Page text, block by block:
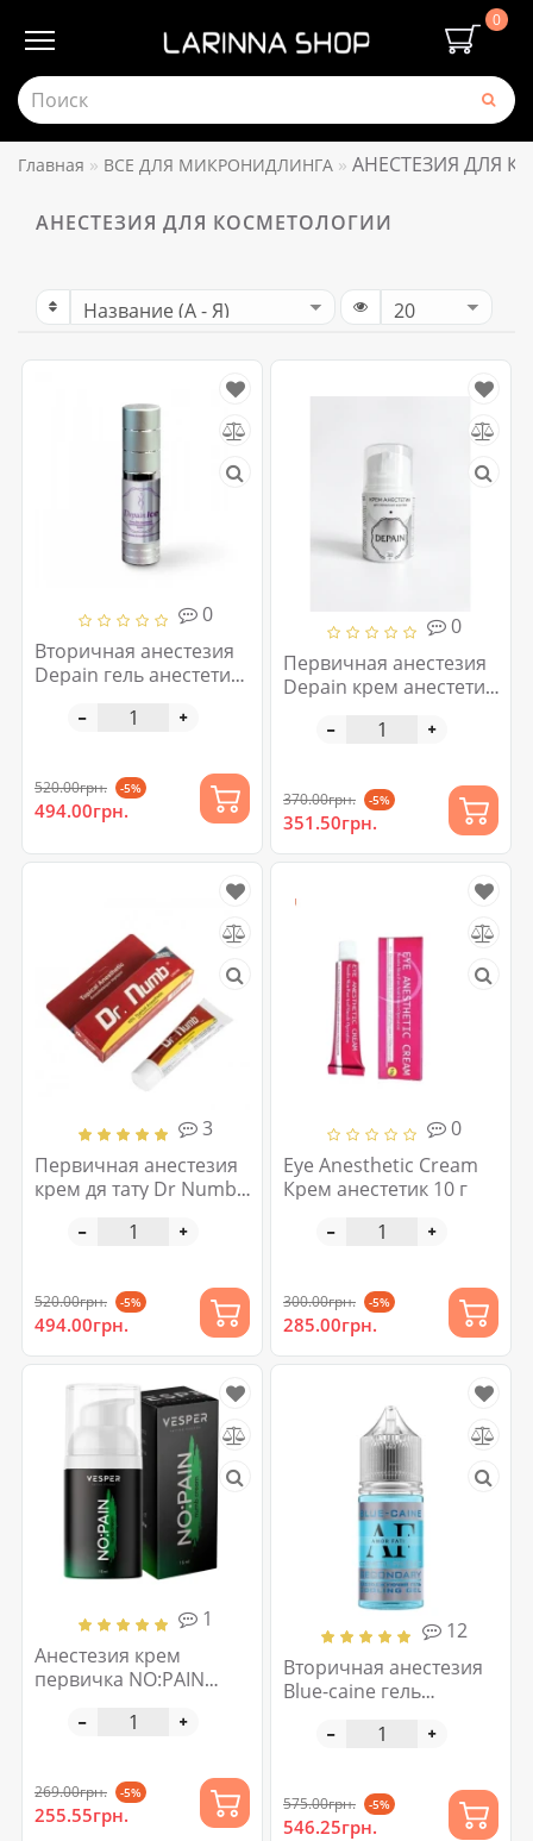
0
Главная ВСЕ ДЛЯ МИКРОНИДЛИНГА АНЕСТЕЗИЯ ДЛЯ
АНЕСТЕЗИЯ ДЛЯ КОСМЕТОЛОГИИ
0
Вторичная анестезия
Depain гель анестетик
520.00грн. -5%
494.00грн.
0
Первичная анестезия
Depain крем анестетик
370.00грн. -5%
351.50грн.
3
Первичная анестезия
крем дя тату Dr Numb
520.00грн. -5%
494.00грн.
0
Eye Anesthetic Cream
Крем анестетик 10 г
300.00грн. -5%
285.00грн.
1
Анестезия крем
первичка NO:PAIN
269.00грн. -5%
255.55грн.
12
Вторичная анестезия
Blue-caine гель
30 мл
575.00грн. -5%
546.25грн.